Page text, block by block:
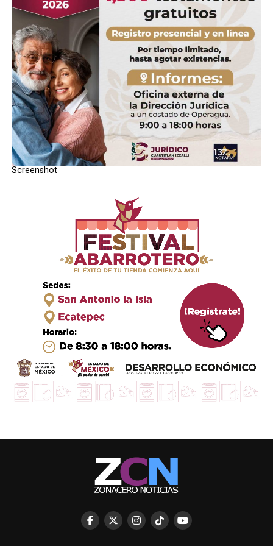
los policÃ­as dieron la facilidad de
trÃ¡nsito para la llegada de vecinos de
colonias afectadas a sus domicilios.
RELATED TOPICS:
UP NEXT
Gobierno amplÃ­a seguridad pÃºblica en Izcalli
DON'T MISS
Miguel Loa pugnarÃ¡ por transparencia en Operagua
STAFF / Zona Cero Noticias
Screenshot